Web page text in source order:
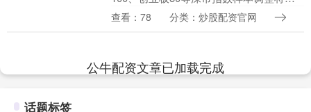
效。根据此前公告，深证成指将更换17只
查看：78 分类：炒股配资官网
公牛配资文章已加载完成
话题标签